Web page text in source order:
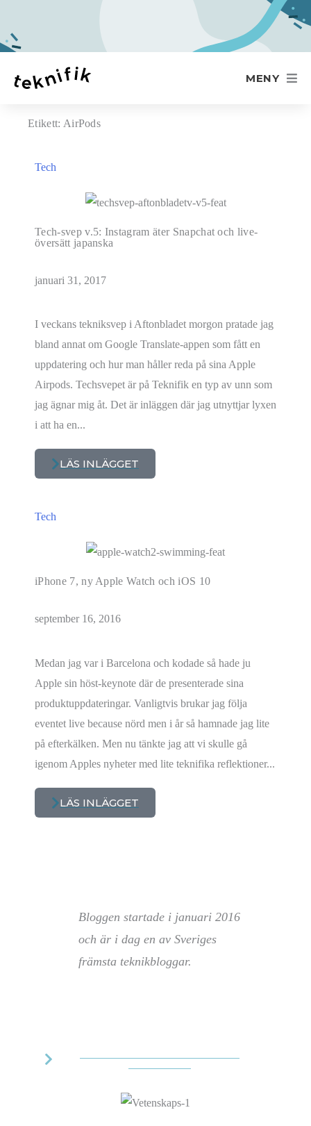
MENY
Etikett: AirPods
Tech
Tech-svep v.5: Instagram äter Snapchat och live-
översätt japanska
januari 31, 2017
I veckans tekniksvep i Aftonbladet morgon pratade jag
bland annat om Google Translate-appen som fått en
uppdatering och hur man håller reda på sina Apple
Airpods. Techsvepet är på Teknifik en typ av unn som
jag ägnar mig åt. Det är inläggen där jag utnyttjar lyxen
i att ha en...
LÄS INLÄGGET
Tech
iPhone 7, ny Apple Watch och iOS 10
september 16, 2016
Medan jag var i Barcelona och kodade så hade ju
Apple sin höst-keynote där de presenterade sina
produktuppdateringar. Vanligtvis brukar jag följa
eventet live because nörd men i år så hamnade jag lite
på efterkälken. Men nu tänkte jag att vi skulle gå
igenom Apples nyheter med lite teknifika reflektioner...
LÄS INLÄGGET
Bloggen startade i januari 2016
och är i dag en av Sveriges
främsta teknikbloggar.